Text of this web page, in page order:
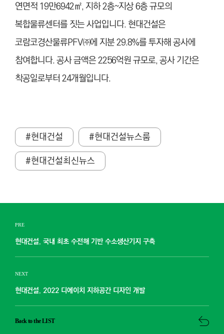
연면적 19만6942㎡, 지하 2층~지상 6층 규모의
복합물류센터를 짓는 사업입니다. 현대건설은
코람코경산물류PFV㈜에 지분 29.8%를 투자해 공사에
참여합니다. 공사 금액은 2256억원 규모로, 공사 기간은
착공일로부터 24개월입니다.
#현대건설
#현대건설뉴스룸
#현대건설최신뉴스
PRE
현대건설, 국내 최초 수전해 기반 수소생산기지 구축
NEXT
현대건설, 2022 디에이치 지하공간 디자인 개발
Back to the LIST